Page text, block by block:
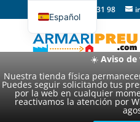
☀️ Aviso de
Nuestra tienda física
Puedes seguir solicitando tus
por la web en cualquier
reactivamos la atención por
93 357 31 98
Español
Català